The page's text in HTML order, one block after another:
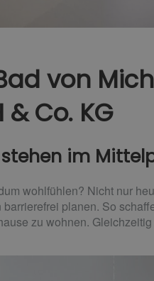
von
Co. KG
im
wohlfühlen? Nicht nur
planen. So
zu wohnen.